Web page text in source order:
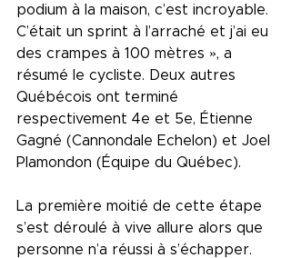
podium à la maison, c’est incroyable.
C’était un sprint à l’arraché et j’ai eu
des crampes à 100 mètres », a
résumé le cycliste. Deux autres
Québécois ont terminé
respectivement 4e et 5e, Étienne
Gagné (Cannondale Echelon) et Joel
Plamondon (Équipe du Québec).
La première moitié de cette étape
s’est déroulé à vive allure alors que
personne n’a réussi à s’échapper.